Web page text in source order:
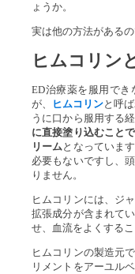
ょうか。
実は他の方法があるの
ヒムコリン
ED治療薬を服用で
が、
ヒムコリンと呼
うに口から服用する
に直接塗り込むこと
リームとなっていま
必要もないですし、
りません。
ヒムコリンには、ジ
拡張成分が含まれて
せ、血流をよくする
ヒムコリンの製造元
リメントをアーユル